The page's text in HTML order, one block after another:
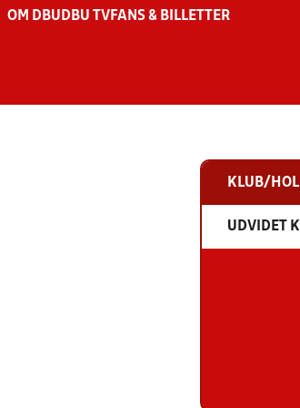
OM DBU DBU TV FANS & BILLETTER
KLUB/
UDVIDET